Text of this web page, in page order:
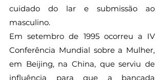
cuidado do lar e submissão ao
masculino.
Em setembro de 1995 ocorreu a IV
Conferência Mundial sobre a Mulher,
em Beijing, na China, que serviu de
influência para que a bancada